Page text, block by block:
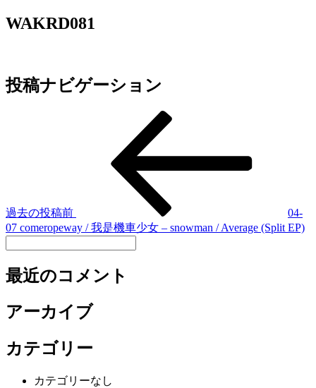
WAKRD081
投稿ナビゲーション
過去の投稿前
04-
07 comeropeway / 我是機車少女 – snowman / Average (Split EP)
最近のコメント
アーカイブ
カテゴリー
カテゴリーなし